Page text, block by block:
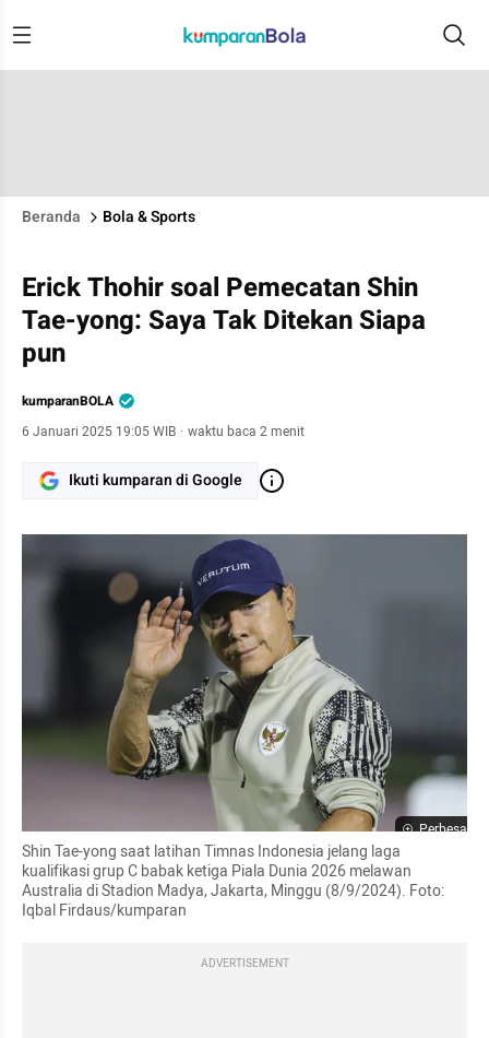
Beranda Bola & Sports
Erick Thohir soal Pemecatan Shin
Tae-yong: Saya Tak Ditekan Siapa
pun
kumparanBOLA
6 Januari 2025 19:05 WIB · waktu baca 2 menit
Ikuti kumparan di Google
Perbesar
Shin Tae-yong saat latihan Timnas Indonesia jelang laga
kualifikasi grup C babak ketiga Piala Dunia 2026 melawan
Australia di Stadion Madya, Jakarta, Minggu (8/9/2024). Foto:
Iqbal Firdaus/kumparan
ADVERTISEMENT